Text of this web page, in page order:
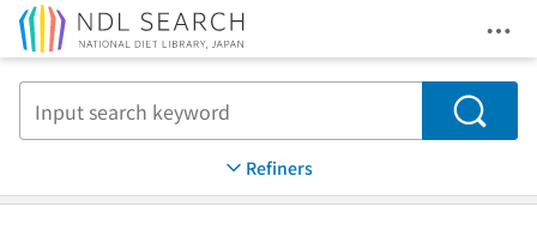
Search
Refiners